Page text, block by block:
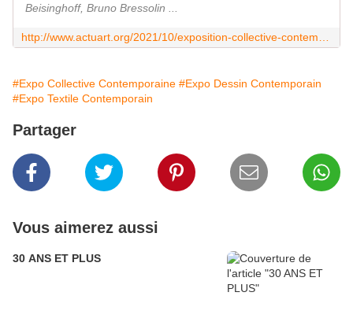
Beisinghoff, Bruno Bressolin ...
#Expo Collective Contemporaine #Expo Dessin Contemporain
#Expo Textile Contemporain
Partager
Vous aimerez aussi
30 ANS ET PLUS